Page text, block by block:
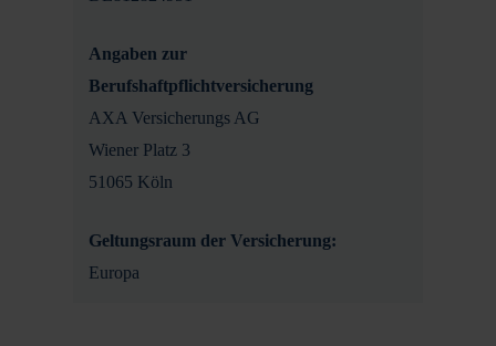
Angaben zur
Berufshaftpflichtversicherung
AXA Versicherungs AG
Wiener Platz 3
51065 Köln
Geltungsraum der Versicherung:
Europa